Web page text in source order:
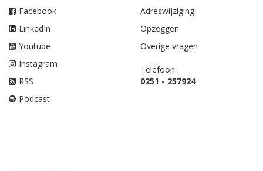
Facebook
LinkedIn
Youtube
Instagram
RSS
Podcast
Adreswijziging
Opzeggen
Overige vragen
Telefoon:
0251 - 257924